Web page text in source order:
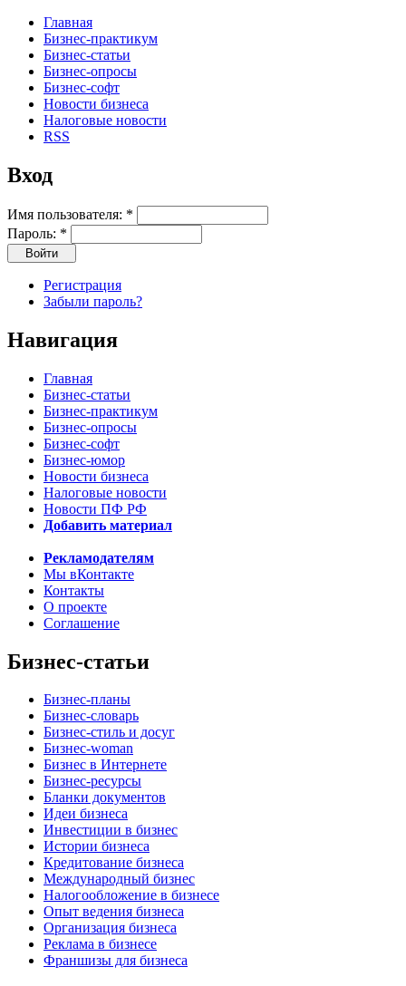
Главная
Бизнес-практикум
Бизнес-статьи
Бизнес-опросы
Бизнес-софт
Новости бизнеса
Налоговые новости
RSS
Вход
Имя пользователя: *
Пароль: *
Регистрация
Забыли пароль?
Навигация
Главная
Бизнес-статьи
Бизнес-практикум
Бизнес-опросы
Бизнес-софт
Бизнес-юмор
Новости бизнеса
Налоговые новости
Новости ПФ РФ
Добавить материал
Рекламодателям
Мы вКонтакте
Контакты
О проекте
Соглашение
Бизнес-статьи
Бизнес-планы
Бизнес-словарь
Бизнес-стиль и досуг
Бизнес-woman
Бизнес в Интернете
Бизнес-ресурсы
Бланки документов
Идеи бизнеса
Инвестиции в бизнес
Истории бизнеса
Кредитование бизнеса
Международный бизнес
Налогообложение в бизнесе
Опыт ведения бизнеса
Организация бизнеса
Реклама в бизнесе
Франшизы для бизнеса